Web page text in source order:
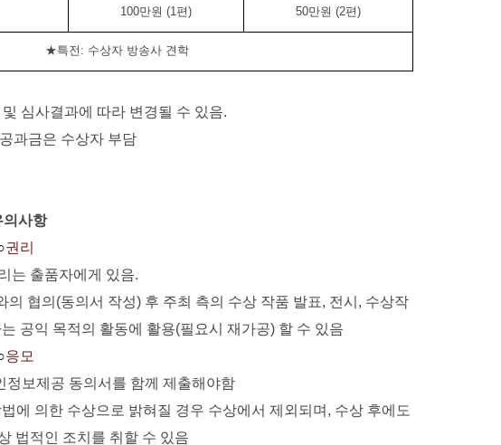
100만원 (1편) 50만원 (2편)
★특전 : 수상자 방송사 견학
심사결과에 따라 변경될 수 있음.
과금은 수상자 부담
의사항
권리
는 출품자에게 있음.
의 협의 (동의서 작성) 후 주최 측의 수상 작품 발표, 전시 , 수상작
공익 목적의 활동에 활용(필요시 재가공) 할 수 있음
응모
정보제공 동의서를 함께 제출해야함
에 의한 수상으로 밝혀질 경우 수상에서 제외되며 , 수상 후에도
법적인 조치를 취할 수 있음